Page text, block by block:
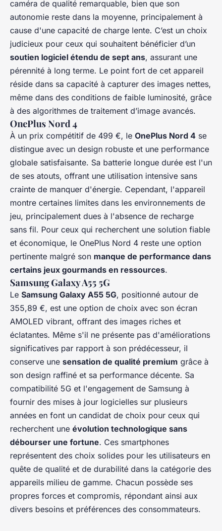
caméra de qualité remarquable, bien que son
autonomie reste dans la moyenne, principalement à
cause d'une capacité de charge lente. C’est un choix
judicieux pour ceux qui souhaitent bénéficier d’un
soutien logiciel étendu de sept ans, assurant une
pérennité à long terme. Le point fort de cet appareil
réside dans sa capacité à capturer des images nettes,
même dans des conditions de faible luminosité, grâce
à des algorithmes de traitement d’image avancés.
OnePlus Nord 4
À un prix compétitif de 499 €, le OnePlus Nord 4 se
distingue avec un design robuste et une performance
globale satisfaisante. Sa batterie longue durée est l'un
de ses atouts, offrant une utilisation intensive sans
crainte de manquer d'énergie. Cependant, l'appareil
montre certaines limites dans les environnements de
jeu, principalement dues à l'absence de recharge
sans fil. Pour ceux qui recherchent une solution fiable
et économique, le OnePlus Nord 4 reste une option
pertinente malgré son manque de performance dans
certains jeux gourmands en ressources.
Samsung Galaxy A55 5G
Le Samsung Galaxy A55 5G, positionné autour de
355,89 €, est une option de choix avec son écran
AMOLED vibrant, offrant des images riches et
éclatantes. Même s'il ne présente pas d'améliorations
significatives par rapport à son prédécesseur, il
conserve une sensation de qualité premium grâce à
son design raffiné et sa performance décente. Sa
compatibilité 5G et l'engagement de Samsung à
fournir des mises à jour logicielles sur plusieurs
années en font un candidat de choix pour ceux qui
recherchent une évolution technologique sans
débourser une fortune. Ces smartphones
représentent des choix solides pour les utilisateurs en
quête de qualité et de durabilité dans la catégorie des
appareils milieu de gamme. Chacun possède ses
propres forces et compromis, répondant ainsi aux
divers besoins et préférences des consommateurs.